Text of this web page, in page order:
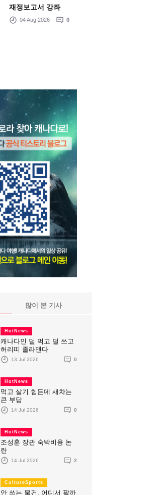
재정보고서 강좌
04 Aug 2026 0
많이 본 기사
HotNews
캐나다인 덜 먹고 덜 쓰고
허리띠 졸라맨다
13 Jul 2026 0
HotNews
먹고 살기 힘든데 새차는
큰 부담
14 Jul 2026 0
HotNews
조성훈 장관 숙박비용 논
란
14 Jul 2026 2
CultureSports
안 쓰는 물건, 어디서 팔까